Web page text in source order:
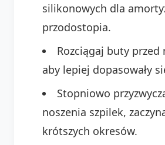
silikonowych dla
przodostopia.
Rozciągaj buty przed
aby lepiej dopasowały
Stopniowo
noszenia szpilek,
krótszych okresów.